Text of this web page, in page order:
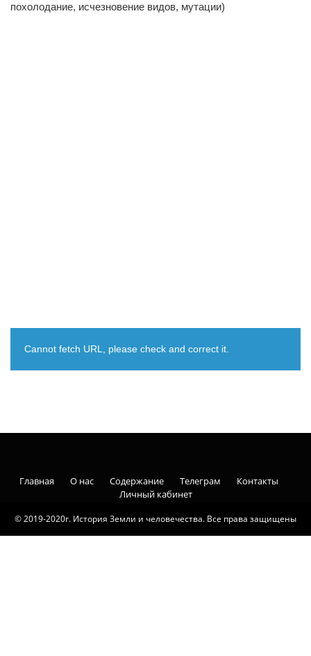
похолодание, исчезновение видов, мутации)
Cannot fetch URL, please check and correct it.
© 2019-2020г. История Земли и человечества. Все права защищены
Главная О нас Содержание Телеграм
Контакты
Личный кабинет